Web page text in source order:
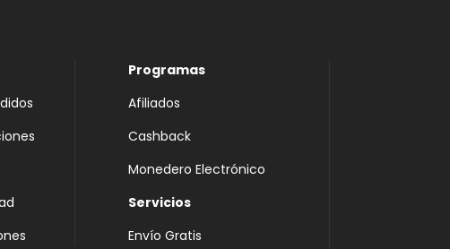
Programas
Afiliados
Cashback
Monedero Electrónico
Servicios
Envío Gratis